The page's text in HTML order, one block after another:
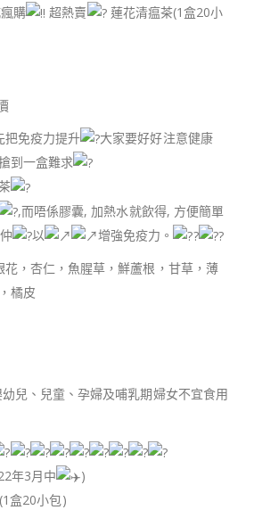
購 超熱賣
蓮花清瘟茶(1盒20小
把免疫力提升
大家要好好注意健康
到一盒難求
,而唔係膠囊, 加熱水就飲得, 方便簡單
以
增強免疫力。
花，杏仁，魚腥草，鮮蘆根，甘草，薄
橘皮
幼兒、兒童、孕婦及哺乳期婦女不宜食用
年3月中
)
盒20小包)